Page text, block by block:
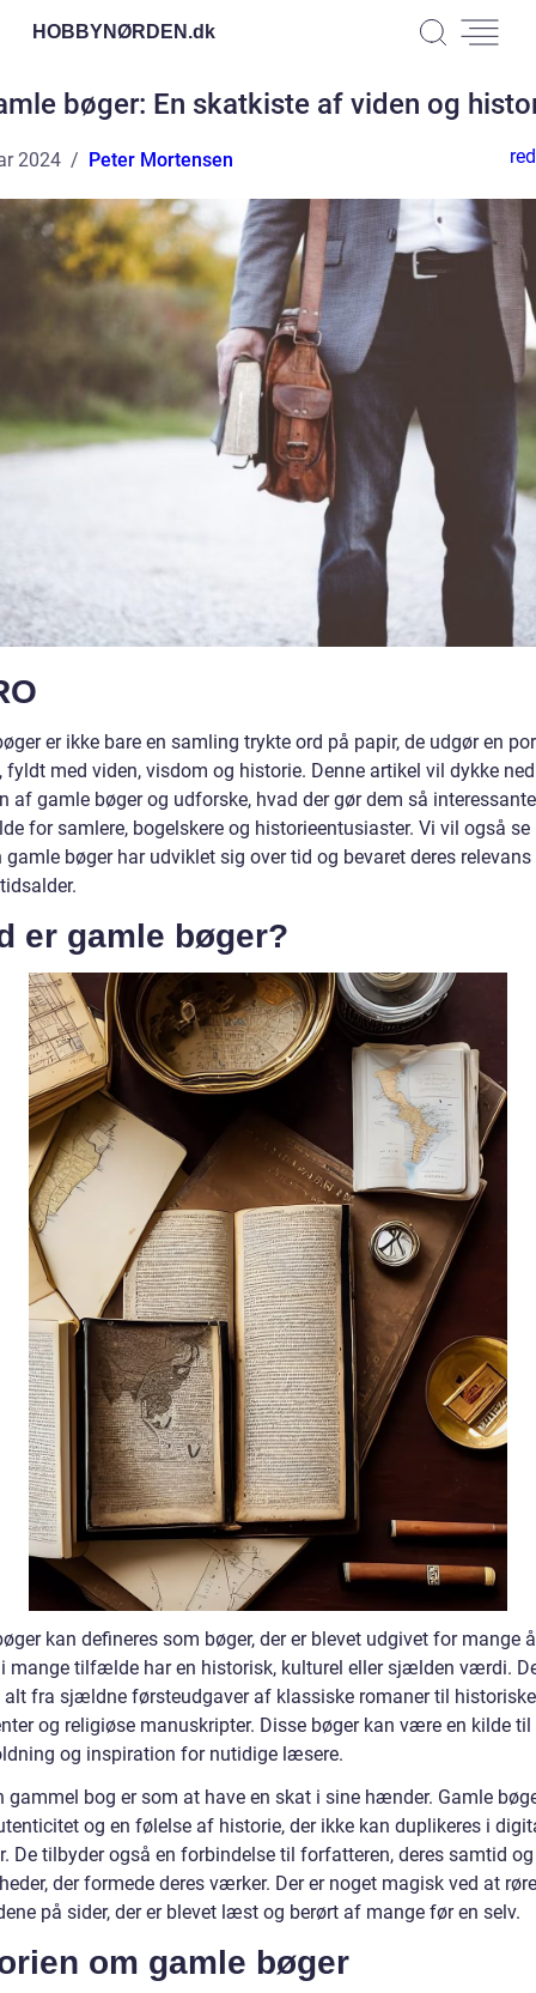
HOBBYNØRDEN.dk
bøger: En skatkiste af viden og
2024 Peter Mortensen
er ikke bare en samling trykte ord på papir, de udgør en
fyldt med viden, visdom og historie. Denne artikel vil dykke
af gamle bøger og udforske, hvad der gør dem så
for samlere, bogelskere og historieentusiaster. Vi vil også se
gamle bøger har udviklet sig over tid og bevaret deres relevans
er gamle bøger?
kan defineres som bøger, der er blevet udgivet for mange
mange tilfælde har en historisk, kulturel eller sjælden værdi.
fra sjældne førsteudgaver af klassiske romaner til historiske
og religiøse manuskripter. Disse bøger kan være en kilde til
og inspiration for nutidige læsere.
gammel bog er som at have en skat i sine hænder. Gamle
og en følelse af historie, der ikke kan duplikeres i
De tilbyder også en forbindelse til forfatteren, deres samtid
der formede deres værker. Der er noget magisk ved at
på sider, der er blevet læst og berørt af mange før en selv.
om gamle bøger